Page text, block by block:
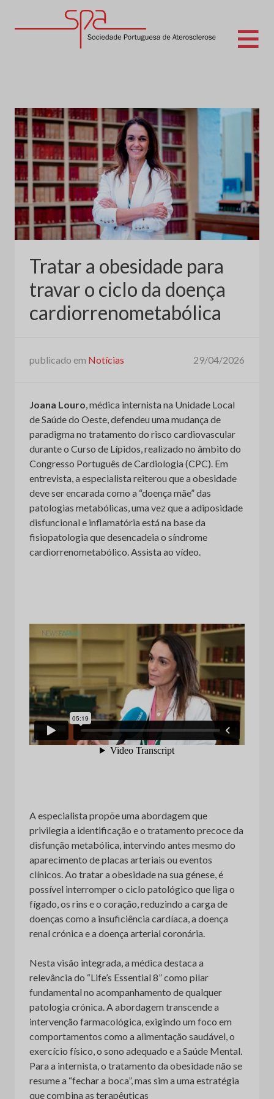
Tratar a obesidade para
travar o ciclo da doença
cardiorrenometabólica
publicado em Notícias 29/04/2026
Joana Louro, médica internista na Unidade Local
de Saúde do Oeste, defendeu uma mudança de
paradigma no tratamento do risco cardiovascular
durante o Curso de Lípidos, realizado no âmbito do
Congresso Português de Cardiologia (CPC). Em
entrevista, a especialista reiterou que a obesidade
deve ser encarada como a “doença mãe” das
patologias metabólicas, uma vez que a adiposidade
disfuncional e inflamatória está na base da
fisiopatologia que desencadeia o síndrome
cardiorrenometabólico. Assista ao vídeo.
A especialista propõe uma abordagem que
privilegia a identificação e o tratamento precoce da
disfunção metabólica, intervindo antes mesmo do
aparecimento de placas arteriais ou eventos
clínicos. Ao tratar a obesidade na sua génese, é
possível interromper o ciclo patológico que liga o
fígado, os rins e o coração, reduzindo a carga de
doenças como a insuficiência cardíaca, a doença
renal crónica e a doença arterial coronária.
Nesta visão integrada, a médica destaca a
relevância do “Life’s Essential 8” como pilar
fundamental no acompanhamento de qualquer
patologia crónica. A abordagem transcende a
intervenção farmacológica, exigindo um foco em
comportamentos como a alimentação saudável, o
exercício físico, o sono adequado e a Saúde Mental.
Para a internista, o tratamento da obesidade não se
resume a “fechar a boca”, mas sim a uma estratégia
que combina as terapêuticas